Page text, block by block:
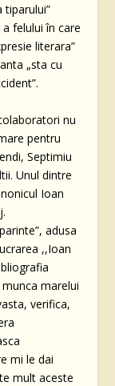
felului în care
literara”
„sta cu
nu
pentru
Septimiu
Unul dintre
Ioan
adusa
,,Ioan
marelui
verifica,
mi le dai
mult aceste